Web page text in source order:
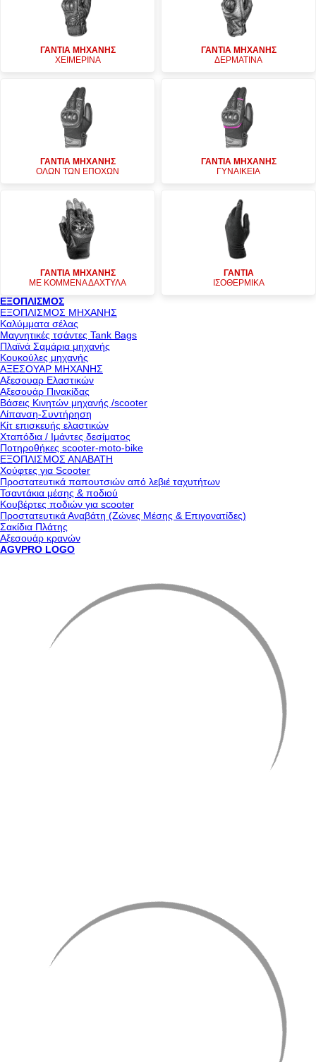
ΓΑΝΤΙΑ ΜΗΧΑΝΗΣ
ΧΕΙΜΕΡΙΝΑ
ΓΑΝΤΙΑ ΜΗΧΑΝΗΣ
ΔΕΡΜΑΤΙΝΑ
ΓΑΝΤΙΑ ΜΗΧΑΝΗΣ
ΟΛΩΝ ΤΩΝ ΕΠΟΧΩΝ
ΓΑΝΤΙΑ ΜΗΧΑΝΗΣ
ΓΥΝΑΙΚΕΙΑ
ΓΑΝΤΙΑ ΜΗΧΑΝΗΣ
ΜΕ ΚΟΜΜΕΝΑ ΔΑΧΤΥΛΑ
ΓΑΝΤΙΑ
ΙΣΟΘΕΡΜΙΚΑ
ΕΞΟΠΛΙΣΜΟΣ
ΕΞΟΠΛΙΣΜΟΣ ΜΗΧΑΝΗΣ
Καλύμματα σέλας
Μαγνητικές τσάντες Tank Bags
Πλαϊνά Σαμάρια μηχανής
Κουκούλες μηχανής
ΑΞΕΣΟΥΑΡ ΜΗΧΑΝΗΣ
Αξεσουαρ Ελαστικών
Αξεσουάρ Πινακίδας
Βάσεις Κινητών μηχανής /scooter
Λίπανση-Συντήρηση
Κίτ επισκευής ελαστικών
Χταπόδια / Ιμάντες δεσίματος
Ποτηροθήκες scooter-moto-bike
ΕΞΟΠΛΙΣΜΟΣ ΑΝΑΒΑΤΗ
Χούφτες για Scooter
Προστατευτικά παπουτσιών από λεβιέ ταχυτήτων
Τσαντάκια μέσης & ποδιού
Κουβέρτες ποδιών για scooter
Προστατευτικά Αναβάτη (Ζώνες Μέσης & Επιγονατίδες)
Σακίδια Πλάτης
Αξεσουάρ κρανών
AGVPRO LOGO